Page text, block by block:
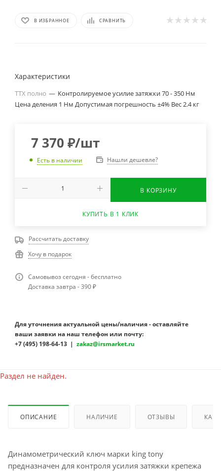
В ИЗБРАННОЕ СРАВНИТЬ
Характеристики
ТТХ полно — Контролируемое усилие затяжки 70 - 350 Нм
Цена деления 1 Нм Допустимая погрешность ±4% Вес 2.4 кг
7 370 ₽/шт
Есть в наличии Нашли дешевле?
В КОРЗИНУ
КУПИТЬ В 1 КЛИК
Рассчитать доставку
Хочу в подарок
Самовывоз сегодня - бесплатно
Доставка завтра - 390 ₽
Для уточнения актуальной цены/наличия - оставляйте
ваши заявки на наш телефон или почту:
+7 (495) 198-64-13 | zakaz@irsmarket.ru
Раздел не найден.
ОПИСАНИЕ НАЛИЧИЕ ОТЗЫВЫ КАК
Динамометрический ключ марки king tony
предназначен для контроля усилия затяжки крепежа